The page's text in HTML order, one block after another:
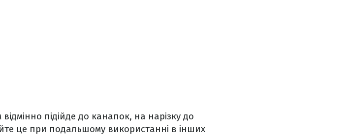
підійде до канапок, на нарізку до
це при подальшому використанні в інших